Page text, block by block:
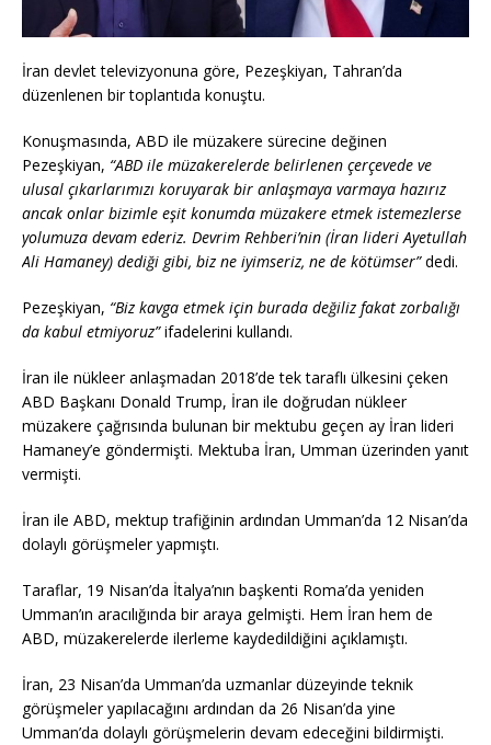
İran devlet televizyonuna göre, Pezeşkiyan, Tahran’da
düzenlenen bir toplantıda konuştu.
Konuşmasında, ABD ile müzakere sürecine değinen
Pezeşkiyan, “ABD ile müzakerelerde belirlenen çerçevede ve
ulusal çıkarlarımızı koruyarak bir anlaşmaya varmaya hazırız
ancak onlar bizimle eşit konumda müzakere etmek istemezlerse
yolumuza devam ederiz. Devrim Rehberi’nin (İran lideri Ayetullah
Ali Hamaney) dediği gibi, biz ne iyimseriz, ne de kötümser”dedi.
Pezeşkiyan, “Biz kavga etmek için burada değiliz fakat zorbalığı
da kabul etmiyoruz”ifadelerini kullandı.
İran ile nükleer anlaşmadan 2018’de tek taraflı ülkesini çeken
ABD Başkanı Donald Trump, İran ile doğrudan nükleer
müzakere çağrısında bulunan bir mektubu geçen ay İran lideri
Hamaney’e göndermişti. Mektuba İran, Umman üzerinden yanıt
vermişti.
İran ile ABD, mektup trafiğinin ardından Umman’da 12 Nisan’da
dolaylı görüşmeler yapmıştı.
Taraflar, 19 Nisan’da İtalya’nın başkenti Roma’da yeniden
Umman’ın aracılığında bir araya gelmişti. Hem İran hem de
ABD, müzakerelerde ilerleme kaydedildiğini açıklamıştı.
İran, 23 Nisan’da Umman’da uzmanlar düzeyinde teknik
görüşmeler yapılacağını ardından da 26 Nisan’da yine
Umman’da dolaylı görüşmelerin devam edeceğini bildirmişti.